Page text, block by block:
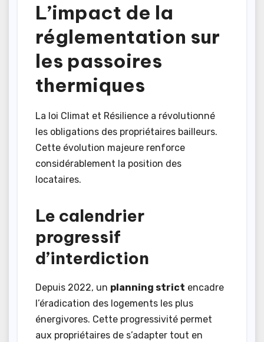
L’impact de la
réglementation sur
les passoires
thermiques
La loi Climat et Résilience a révolutionné
les obligations des propriétaires bailleurs.
Cette évolution majeure renforce
considérablement la position des
locataires.
Le calendrier
progressif
d’interdiction
Depuis 2022, un planning strict encadre
l’éradication des logements les plus
énergivores. Cette progressivité permet
aux propriétaires de s’adapter tout en